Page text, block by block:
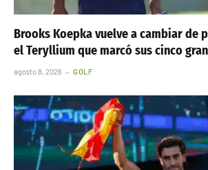
Brooks Koepka vuelve a cambiar de
el Teryllium que marcó sus cinco
agosto 8, 2026 GOLF